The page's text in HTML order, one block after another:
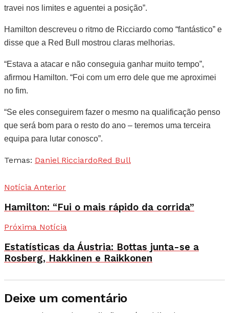
travei nos limites e aguentei a posição”.
Hamilton descreveu o ritmo de Ricciardo como “fantástico” e
disse que a Red Bull mostrou claras melhorias.
“Estava a atacar e não conseguia ganhar muito tempo”,
afirmou Hamilton. “Foi com um erro dele que me aproximei
no fim.
“Se eles conseguirem fazer o mesmo na qualificação penso
que será bom para o resto do ano – teremos uma terceira
equipa para lutar conosco”.
Temas: Daniel RicciardoRed Bull
Notícia Anterior
Hamilton: “Fui o mais rápido da corrida”
Próxima Notícia
Estatísticas da Áustria: Bottas junta-se a
Rosberg, Hakkinen e Raikkonen
Deixe um comentário